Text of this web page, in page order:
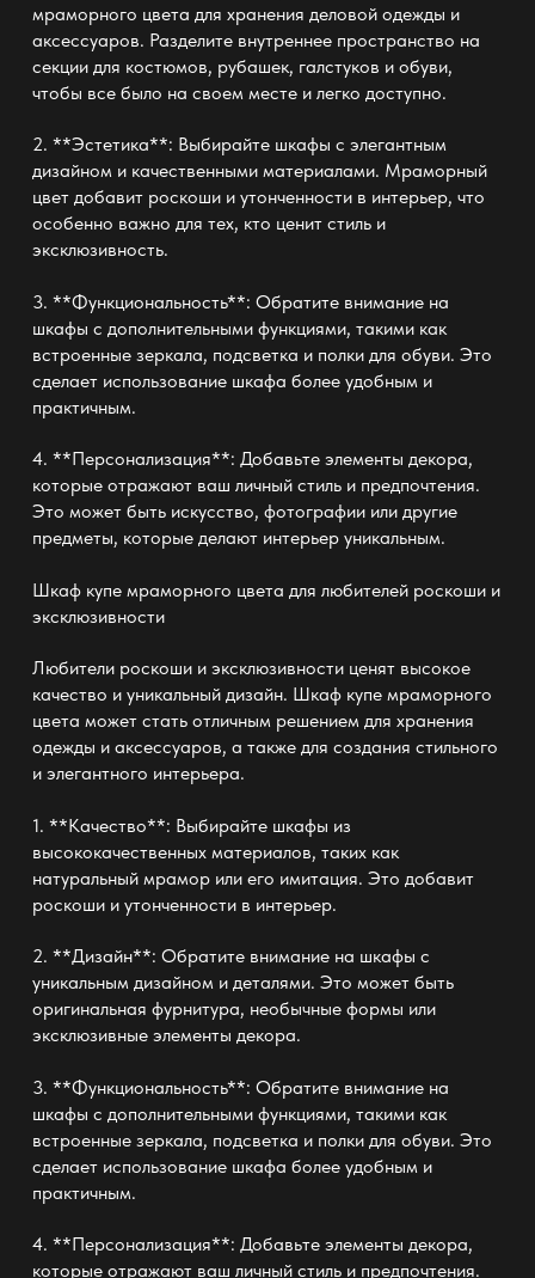
мраморного цвета для хранения деловой одежды и
аксессуаров. Разделите внутреннее пространство на
секции для костюмов, рубашек, галстуков и обуви,
чтобы все было на своем месте и легко доступно.
2. **Эстетика**: Выбирайте шкафы с элегантным
дизайном и качественными материалами. Мраморный
цвет добавит роскоши и утонченности в интерьер, что
особенно важно для тех, кто ценит стиль и
эксклюзивность.
3. **Функциональность**: Обратите внимание на
шкафы с дополнительными функциями, такими как
встроенные зеркала, подсветка и полки для обуви. Это
сделает использование шкафа более удобным и
практичным.
4. **Персонализация**: Добавьте элементы декора,
которые отражают ваш личный стиль и предпочтения.
Это может быть искусство, фотографии или другие
предметы, которые делают интерьер уникальным.
Шкаф купе мраморного цвета для любителей роскоши и
эксклюзивности
Любители роскоши и эксклюзивности ценят высокое
качество и уникальный дизайн. Шкаф купе мраморного
цвета может стать отличным решением для хранения
одежды и аксессуаров, а также для создания стильного
и элегантного интерьера.
1. **Качество**: Выбирайте шкафы из
высококачественных материалов, таких как
натуральный мрамор или его имитация. Это добавит
роскоши и утонченности в интерьер.
2. **Дизайн**: Обратите внимание на шкафы с
уникальным дизайном и деталями. Это может быть
оригинальная фурнитура, необычные формы или
эксклюзивные элементы декора.
3. **Функциональность**: Обратите внимание на
шкафы с дополнительными функциями, такими как
встроенные зеркала, подсветка и полки для обуви. Это
сделает использование шкафа более удобным и
практичным.
4. **Персонализация**: Добавьте элементы декора,
которые отражают ваш личный стиль и предпочтения.